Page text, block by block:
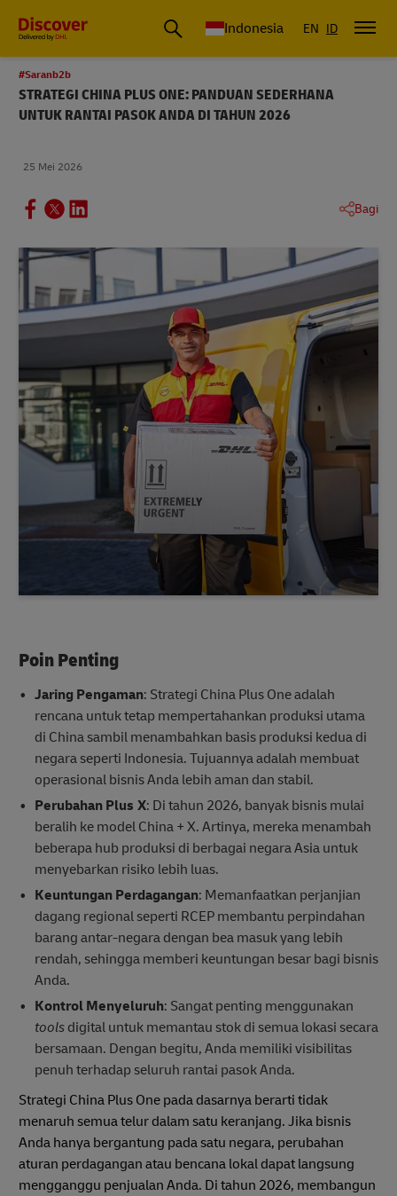
DHL Express Indonesia Indonesia EN ID
#Saranb2b
STRATEGI CHINA PLUS ONE: PANDUAN SEDERHANA
UNTUK RANTAI PASOK ANDA DI TAHUN 2026
25 Mei 2026
Bagi
Poin Penting
Jaring Pengaman: Strategi China Plus One adalah
rencana untuk tetap mempertahankan produksi utama
di China sambil menambahkan basis produksi kedua di
negara seperti Indonesia. Tujuannya adalah membuat
operasional bisnis Anda lebih aman dan stabil.
Perubahan Plus X: Di tahun 2026, banyak bisnis mulai
beralih ke model China + X. Artinya, mereka menambah
beberapa hub produksi di berbagai negara Asia untuk
menyebarkan risiko lebih luas.
Keuntungan Perdagangan: Memanfaatkan perjanjian
dagang regional seperti RCEP membantu perpindahan
barang antar-negara dengan bea masuk yang lebih
rendah, sehingga memberi keuntungan besar bagi bisnis
Anda.
Kontrol Menyeluruh: Sangat penting menggunakan
toolsdigital untuk memantau stok di semua lokasi secara
bersamaan. Dengan begitu, Anda memiliki visibilitas
penuh terhadap seluruh rantai pasok Anda.
Strategi China Plus One pada dasarnya berarti tidak
menaruh semua telur dalam satu keranjang. Jika bisnis
Anda hanya bergantung pada satu negara, perubahan
aturan perdagangan atau bencana lokal dapat langsung
mengganggu penjualan Anda. Di tahun 2026, membangun